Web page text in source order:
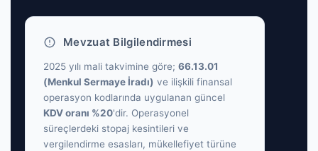
Mevzuat Bilgilendirmesi
2025 yılı mali takvimine göre; 66.13.01
(Menkul Sermaye İradı) ve ilişkili finansal
operasyon kodlarında uygulanan güncel
KDV oranı %20'dir. Operasyonel
süreçlerdeki stopaj kesintileri ve
vergilendirme esasları, mükellefiyet türüne